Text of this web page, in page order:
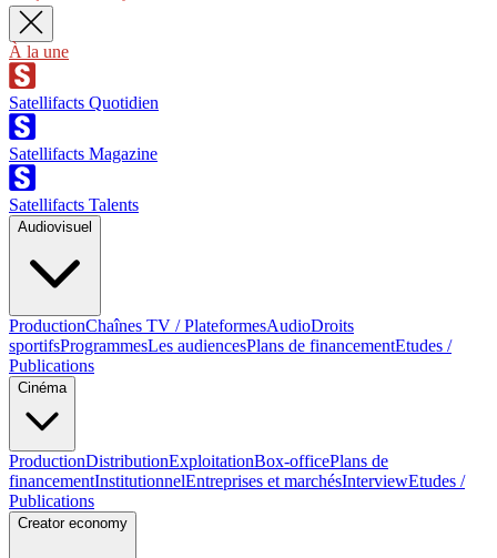
À la une
Satellifacts Quotidien
Satellifacts Magazine
Satellifacts Talents
Audiovisuel
ProductionChaînes TV / PlateformesAudioDroits
sportifsProgrammesLes audiencesPlans de financementEtudes /
Publications
Cinéma
ProductionDistributionExploitationBox-officePlans de
financementInstitutionnelEntreprises et marchésInterviewEtudes /
Publications
Creator economy